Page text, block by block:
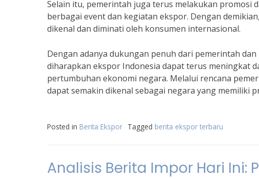
Selain itu, pemerintah juga terus melakukan promosi
berbagai event dan kegiatan ekspor. Dengan
dikenal dan diminati oleh konsumen internasional.
Dengan adanya dukungan penuh dari pemerintah
diharapkan ekspor Indonesia dapat terus meningkat
pertumbuhan ekonomi negara. Melalui rencana
dapat semakin dikenal sebagai negara yang
Posted in Berita Ekspor Tagged berita ekspor terbaru
Analisis Berita Impor Hari